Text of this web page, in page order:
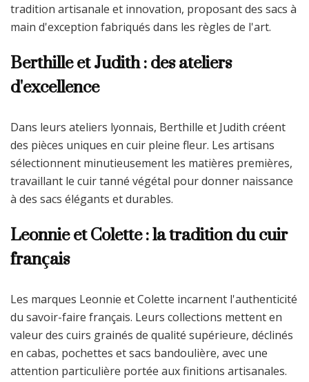
tradition artisanale et innovation, proposant des sacs à
main d'exception fabriqués dans les règles de l'art.
Berthille et Judith : des ateliers
d'excellence
Dans leurs ateliers lyonnais, Berthille et Judith créent
des pièces uniques en cuir pleine fleur. Les artisans
sélectionnent minutieusement les matières premières,
travaillant le cuir tanné végétal pour donner naissance
à des sacs élégants et durables.
Leonnie et Colette : la tradition du cuir
français
Les marques Leonnie et Colette incarnent l'authenticité
du savoir-faire français. Leurs collections mettent en
valeur des cuirs grainés de qualité supérieure, déclinés
en cabas, pochettes et sacs bandoulière, avec une
attention particulière portée aux finitions artisanales.